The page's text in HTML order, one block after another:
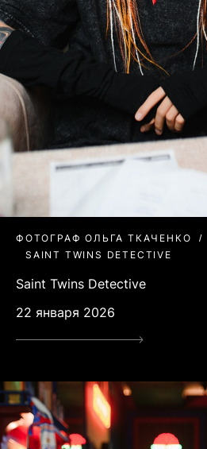
ФОТОГРАФ ОЛЬГА ТКАЧЕНКО
SAINT TWINS DETECTIVE
Saint Twins Detective
22 января 2026